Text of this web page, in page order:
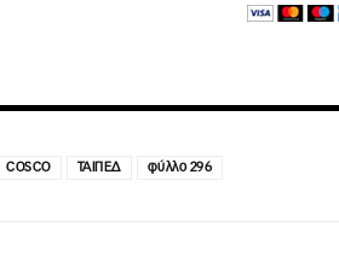
COSCO ΤΑΙΠΕΔ φύλλο 296